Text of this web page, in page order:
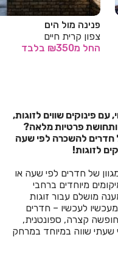
פנינה מול הים
צפון קרית חיים
החל מ₪350 בלבד
פינוקים שווים לזוגות,
ותחושת פרטיות מלאה?
חדרים להשכרה לפי שעה
לזוגות!
של חדרים לפי שעה או
מיוחדים ברחבי
מושלם עבור זוגות
מעכשיו לעכשיו – חדרים
קצרה, ספונטנית,
שעתי שווה במיוחד במרחק